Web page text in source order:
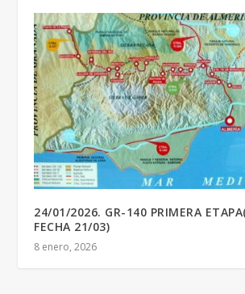
24/01/2026. GR-140 PRIMERA
FECHA 21/03)
8 enero, 2026